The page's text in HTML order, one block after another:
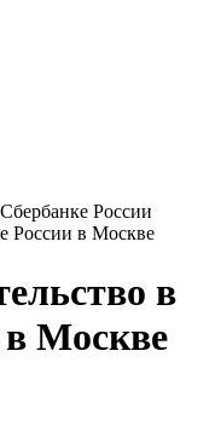
России
России в Москве
в
в Москве